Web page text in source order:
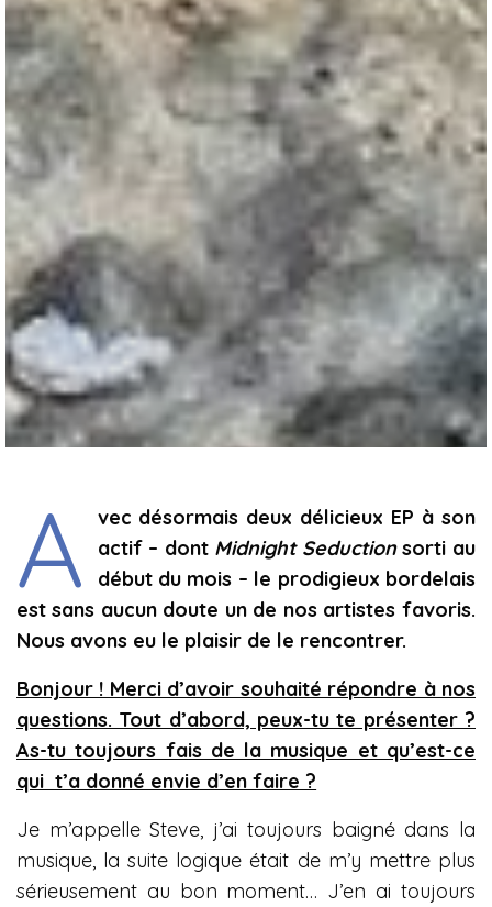
A
vec désormais deux délicieux EP à son
actif – dont Midnight Seductionsorti au
début du mois – le prodigieux bordelais
est sans aucun doute un de nos artistes favoris.
Nous avons eu le plaisir de le rencontrer.
Bonjour ! Merci d’avoir souhaité répondre à nos
questions. Tout d’abord, peux-tu te présenter ?
As-tu toujours fais de la musique et qu’est-ce
qui t’a donné envie d’en faire ?
Je m’appelle Steve, j’ai toujours baigné dans la
musique, la suite logique était de m’y mettre plus
sérieusement au bon moment… J’en ai toujours